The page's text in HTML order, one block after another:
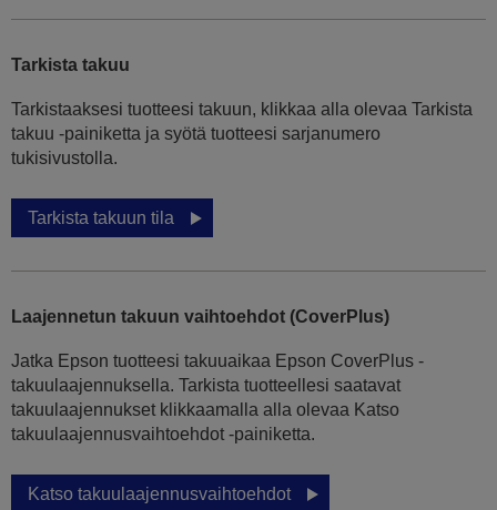
Tarkista takuu
Tarkistaaksesi tuotteesi takuun, klikkaa alla olevaa Tarkista
takuu -painiketta ja syötä tuotteesi sarjanumero
tukisivustolla.
Tarkista takuun tila
Laajennetun takuun vaihtoehdot (CoverPlus)
Jatka Epson tuotteesi takuuaikaa Epson CoverPlus -
takuulaajennuksella. Tarkista tuotteellesi saatavat
takuulaajennukset klikkaamalla alla olevaa Katso
takuulaajennusvaihtoehdot -painiketta.
Katso takuulaajennusvaihtoehdot